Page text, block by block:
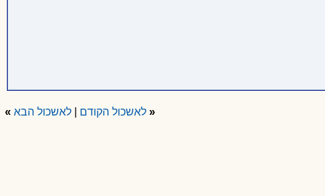
« לאשכול הקודם |לאשכול הבא »